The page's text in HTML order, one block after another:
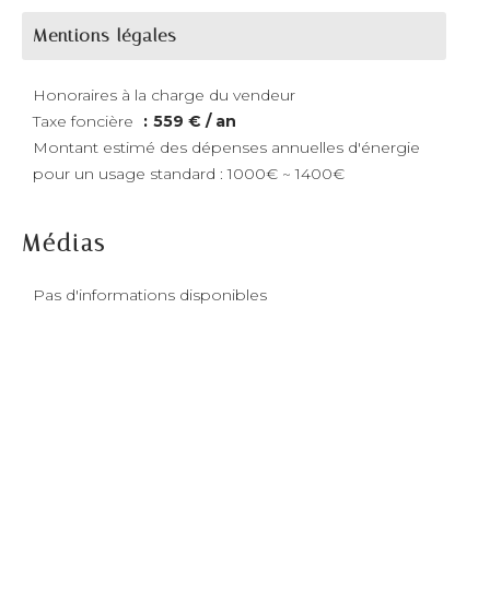
Mentions légales
Honoraires à la charge du vendeur
Taxe foncière
559 € / an
Montant estimé des dépenses annuelles d'énergie
pour un usage standard : 1000€ ~ 1400€
Médias
Pas d'informations disponibles